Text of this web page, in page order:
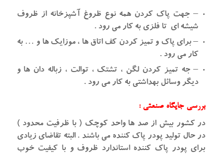
– جهت پاک کردن همه نوع ظروغ آشپزخانه از ظروف
شیشه ای تا فلزی به کار می رود .
– برای پاک و تمیز کردن کف اتاق ها ، موزایک ها و … به
کار می رود .
– جه تمیز کردن لگن ، تشتک ، توالت ، زباله دان ها و
دیگر وسائل بهداشتی به کار می رود .
بررسی جایگاه صنعتی :
در کشور بیش از صد ها واحد کوچک ( با ظرفیت محدود )
در حال تولید پودر پاک کننده می باشند . البته تقاضای زیادی
برای پودر پاک کننده استاندارد ظروف و با کیفیت خوب